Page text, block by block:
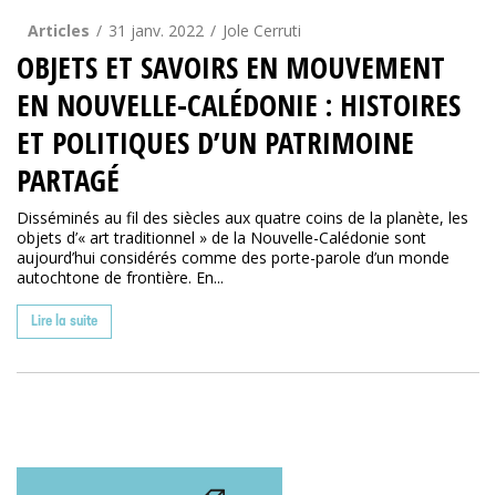
Articles 31 janv. 2022 Jole Cerruti
OBJETS ET SAVOIRS EN MOUVEMENT
EN NOUVELLE-CALÉDONIE : HISTOIRES
ET POLITIQUES D’UN PATRIMOINE
PARTAGÉ
Disséminés au fil des siècles aux quatre coins de la planète, les
objets d’« art traditionnel » de la Nouvelle-Calédonie sont
aujourd’hui considérés comme des porte-parole d’un monde
autochtone de frontière. En...
Lire la suite